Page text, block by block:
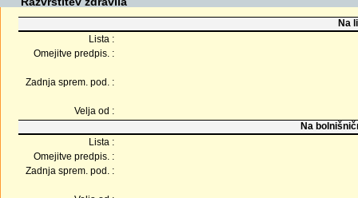
Na
Lista :
Omejitve predpis. :
Zadnja sprem. pod. :
Velja od :
Na
Lista :
Omejitve predpis. :
Zadnja sprem. pod. :